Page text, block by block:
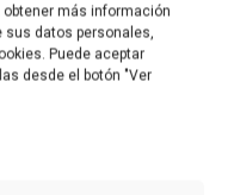
más información
sus datos personales,
Puede aceptar
desde el botón "Ver